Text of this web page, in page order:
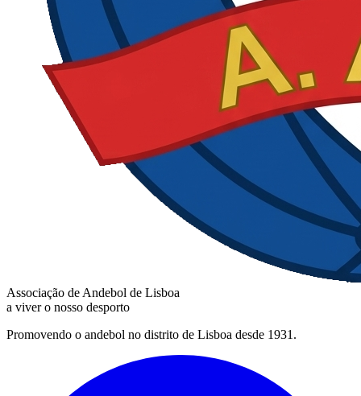
Associação de Andebol de Lisboa
a viver o nosso desporto
Promovendo o andebol no distrito de Lisboa desde 1931.